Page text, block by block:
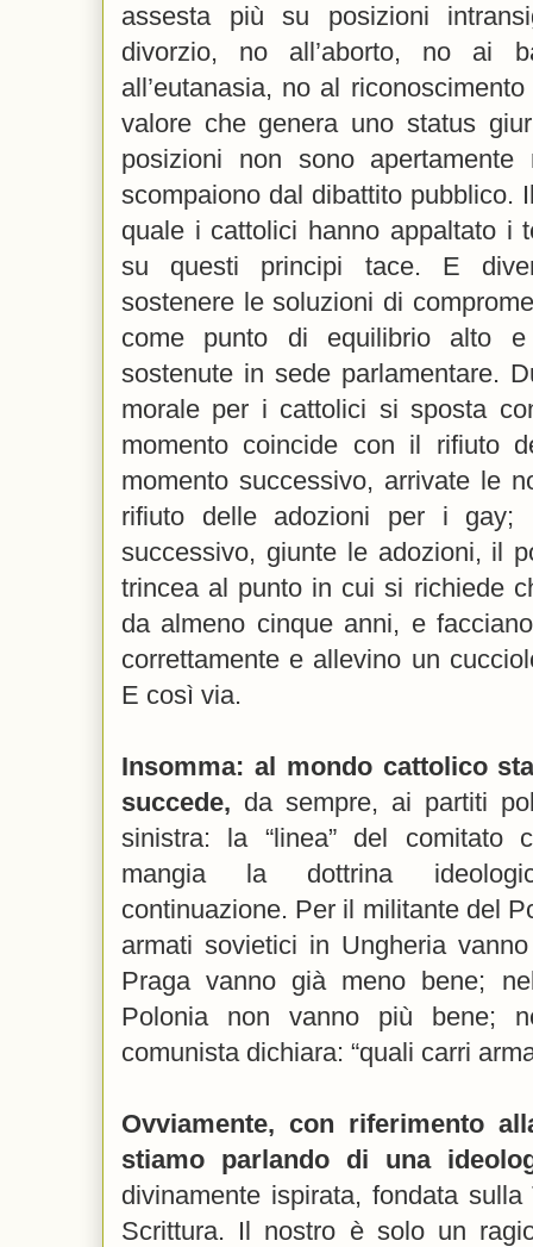
assesta più su posizioni
divorzio, no all’aborto, no ai
all’eutanasia, no al
valore che genera uno status
posizioni non sono apertamente
scompaiono dal dibattito pubblico.
quale i cattolici hanno appaltato i
su questi principi tace. E
sostenere le soluzioni di
come punto di equilibrio alto
sostenute in sede parlamentare.
morale per i cattolici si sposta
momento coincide con il rifiuto
momento successivo, arrivate le
rifiuto delle adozioni per i gay;
successivo, giunte le adozioni, il
trincea al punto in cui si richiede
da almeno cinque anni, e
correttamente e allevino un
E così via.
Insomma: al mondo cattolico
succede, da sempre, ai partiti
sinistra: la “linea” del comitato
mangia la dottrina
continuazione. Per il militante del
armati sovietici in Ungheria
Praga vanno già meno bene;
Polonia non vanno più bene;
comunista dichiara: “quali carri
Ovviamente, con riferimento
stiamo parlando di una
divinamente ispirata, fondata
Scrittura. Il nostro è solo un